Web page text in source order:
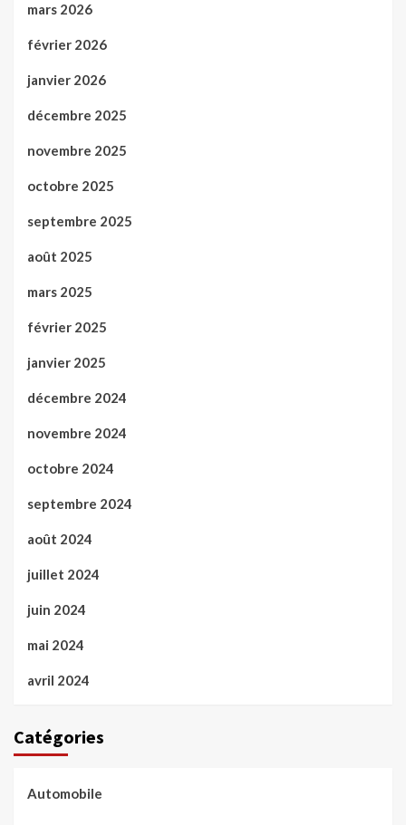
mars 2026
février 2026
janvier 2026
décembre 2025
novembre 2025
octobre 2025
septembre 2025
août 2025
mars 2025
février 2025
janvier 2025
décembre 2024
novembre 2024
octobre 2024
septembre 2024
août 2024
juillet 2024
juin 2024
mai 2024
avril 2024
Catégories
Automobile